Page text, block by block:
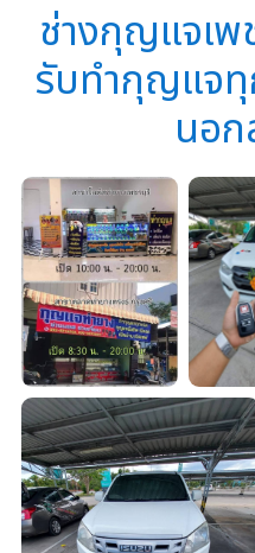
ช่างกุญแจเพ
รับทำกุญแจทุ
นอ